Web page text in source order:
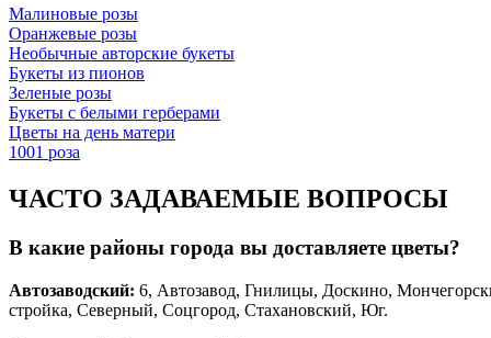
Малиновые розы
Оранжевые розы
Необычные авторские букеты
Букеты из пионов
Зеленые розы
Букеты с белыми герберами
Цветы на день матери
1001 роза
ЧАСТО ЗАДАВАЕМЫЕ ВОПРОСЫ
В какие районы города вы доставляете цветы?
Автозаводский: 6, Автозавод, Гнилицы, Доскино,
стройка, Северный, Соцгород, Стахановский, Юг.